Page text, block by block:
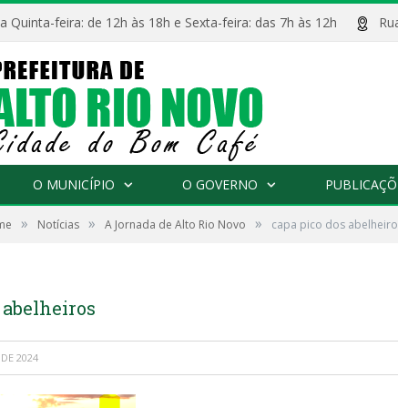
Quinta-feira: de 12h às 18h e Sexta-feira: das 7h às 12h
O MUNICÍPIO O GOVERNO
» Notícias » A Jornada de Alto Rio Novo » capa pico dos
2024